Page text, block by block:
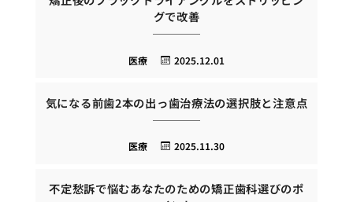
グで改善
2025.12.01
医療
気になる前歯2本の出っ歯治療法の選択肢と注意点
2025.11.30
医療
不定愁訴で悩むあなたのための矯正歯科選びのポ